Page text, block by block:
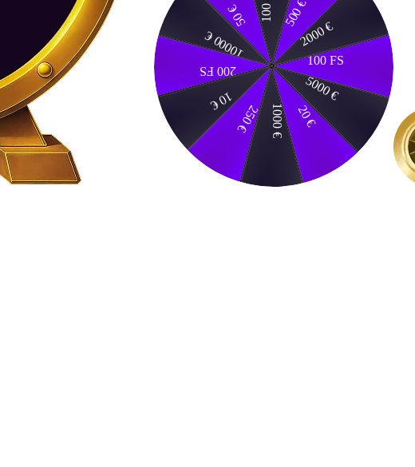
100 FS
5000 €
20 €
1000 €
250 €
10 €
200 FS
10000 €
50 € 100 € 500 €
2000 €